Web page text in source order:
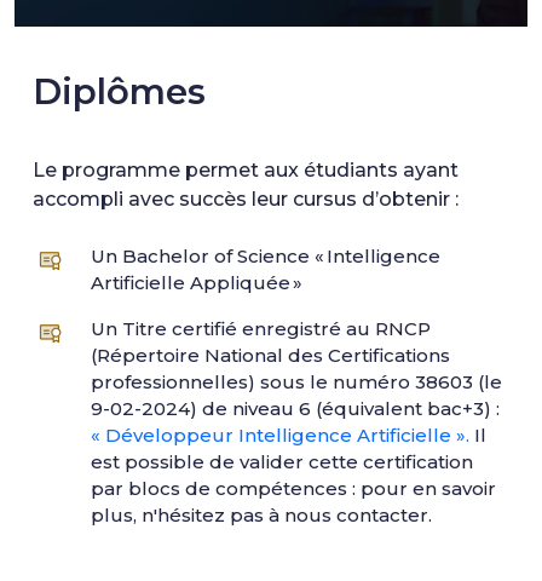
Diplômes
Le programme permet aux étudiants ayant
accompli avec succès leur cursus d’obtenir :
Un Bachelor of Science « Intelligence
Artificielle Appliquée »
Un Titre certifié enregistré au RNCP
(Répertoire National des Certifications
professionnelles) sous le numéro 38603 (le
9-02-2024) de niveau 6 (équivalent bac+3) :
« Développeur Intelligence Artificielle ». Il
est possible de valider cette certification
par blocs de compétences : pour en savoir
plus, n'hésitez pas à nous contacter.